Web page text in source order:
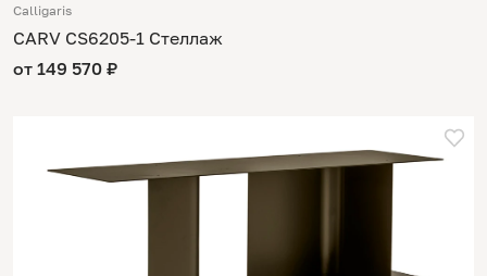
Calligaris
CARV CS6205-1 Стеллаж
от 149 570 ₽